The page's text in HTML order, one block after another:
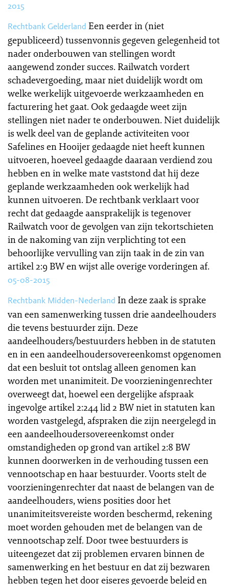
2015
Rechtbank Gelderland Een eerder in (niet
gepubliceerd) tussenvonnis gegeven gelegenheid tot
nader onderbouwen van stellingen wordt
aangewend zonder succes. Railwatch vordert
schadevergoeding, maar niet duidelijk wordt om
welke werkelijk uitgevoerde werkzaamheden en
facturering het gaat. Ook gedaagde weet zijn
stellingen niet nader te onderbouwen. Niet duidelijk
is welk deel van de geplande activiteiten voor
Safelines en Hooijer gedaagde niet heeft kunnen
uitvoeren, hoeveel gedaagde daaraan verdiend zou
hebben en in welke mate vaststond dat hij deze
geplande werkzaamheden ook werkelijk had
kunnen uitvoeren. De rechtbank verklaart voor
recht dat gedaagde aansprakelijk is tegenover
Railwatch voor de gevolgen van zijn tekortschieten
in de nakoming van zijn verplichting tot een
behoorlijke vervulling van zijn taak in de zin van
artikel 2:9 BW en wijst alle overige vorderingen af.
05-08-2015
Rechtbank Midden-Nederland In deze zaak is sprake
van een samenwerking tussen drie aandeelhouders
die tevens bestuurder zijn. Deze
aandeelhouders/bestuurders hebben in de statuten
en in een aandeelhoudersovereenkomst opgenomen
dat een besluit tot ontslag alleen genomen kan
worden met unanimiteit. De voorzieningenrechter
overweegt dat, hoewel een dergelijke afspraak
ingevolge artikel 2:244 lid 2 BW niet in statuten kan
worden vastgelegd, afspraken die zijn neergelegd in
een aandeelhoudersovereenkomst onder
omstandigheden op grond van artikel 2:8 BW
kunnen doorwerken in de verhouding tussen een
vennootschap en haar bestuurder. Voorts stelt de
voorzieningenrechter dat naast de belangen van de
aandeelhouders, wiens posities door het
unanimiteitsvereiste worden beschermd, rekening
moet worden gehouden met de belangen van de
vennootschap zelf. Door twee bestuurders is
uiteengezet dat zij problemen ervaren binnen de
samenwerking en het bestuur en dat zij bezwaren
hebben tegen het door eiseres gevoerde beleid en